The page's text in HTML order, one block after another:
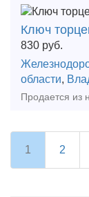
Ключ
830 руб.
области,
1 2